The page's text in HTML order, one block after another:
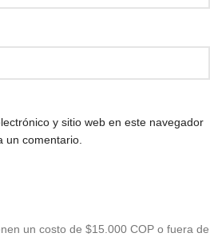
y sitio web en este navegador
un comentario.
un costo de $15.000 COP o fuera de